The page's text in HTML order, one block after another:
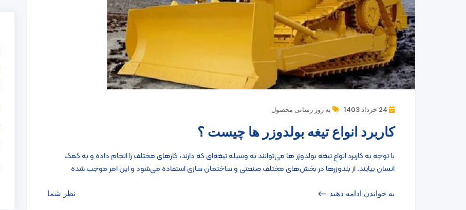
به روز رسانی محصول
کاربرد انواع تیغه بولدوزر ها چیست ؟
با توجه به کاربرد انواع تیغه بولدوزر ها می‌توانند به وسیله تیغه‌ای که دارند، کارهای مختلف را انجام داده و به کمک
انسان بیایند. از بلدوزرها در بخش‌های مختلف صنعتی و ساختمان سازی استفاده می‌شود و این امر موجب شده
به خواندن ادامه دهید نظر شما